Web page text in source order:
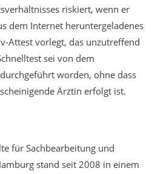
riskiert, wenn er
dem Internet heruntergeladenes
Attest vorlegt, das unzutreffend
sei von dem
worden, ohne dass
Ärztin erfolgt ist.
für Sachbearbeitung und
stand seit 2008 in einem